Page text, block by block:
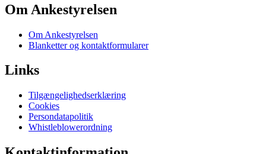
Om Ankestyrelsen
Om Ankestyrelsen
Blanketter og kontaktformularer
Links
Tilgængelighedserklæring
Cookies
Persondatapolitik
Whistleblowerordning